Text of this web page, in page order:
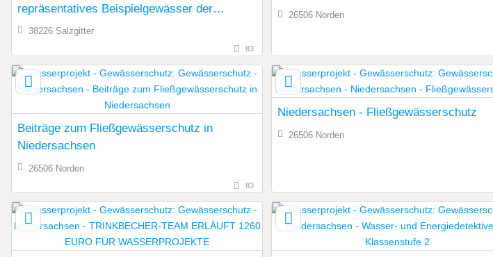
repräsentatives Beispielgewässer der
Naturräumlichen Region
38226 Salzgitter
83
26506 Norden
Beiträge zum Fließgewässerschutz in
Niedersachsen
26506 Norden
83
Niedersachsen - Fließgewässerschutz
26506 Norden